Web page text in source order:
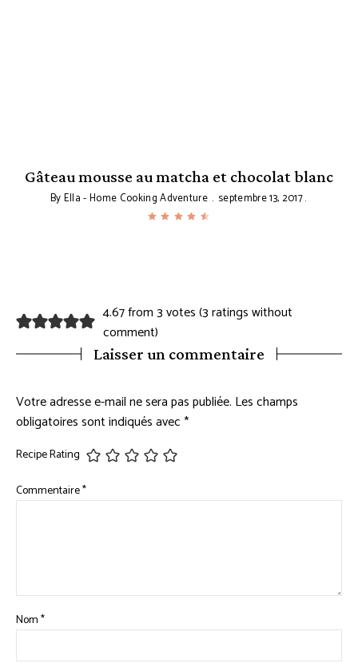
Gâteau mousse au matcha et chocolat blanc
ByElla - Home Cooking Adventure septembre 13, 2017
4.67 from 3 votes (3 ratings without
comment)
Laisser un commentaire
Votre adresse e-mail ne sera pas publiée. Les champs
obligatoires sont indiqués avec*
Recipe Rating
Commentaire*
Nom*